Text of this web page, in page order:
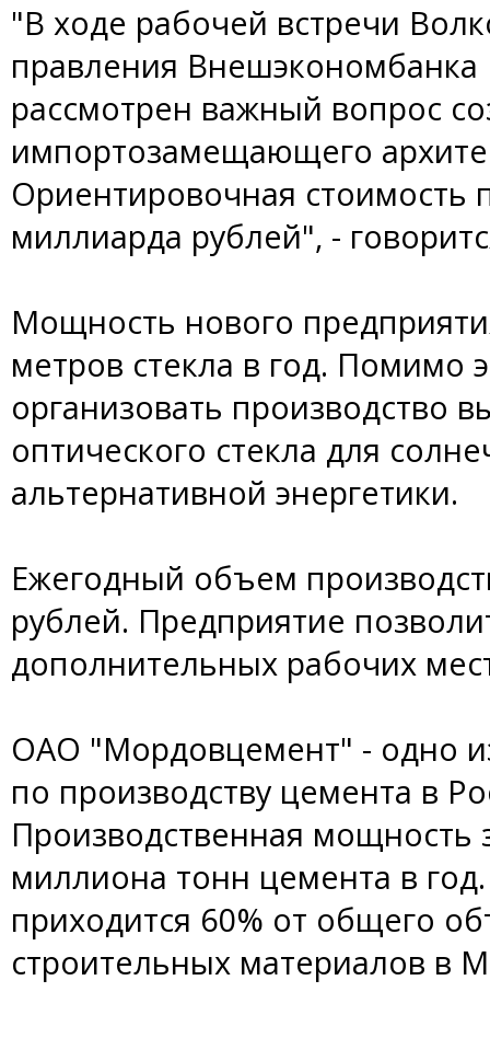
"В ходе рабочей встречи
правления
рассмотрен важный вопрос
импортозамещающего
Ориентировочная стоимость
миллиарда рублей", -
Мощность нового
метров стекла в год. Помимо
организовать производство
оптического стекла для
альтернативной энергетики.
Ежегодный объем
рублей. Предприятие
дополнительных рабочих
ОАО "Мордовцемент" - одно
по производству цемента в
Производственная мощность
миллиона тонн цемента в
приходится 60% от общего
строительных материалов в